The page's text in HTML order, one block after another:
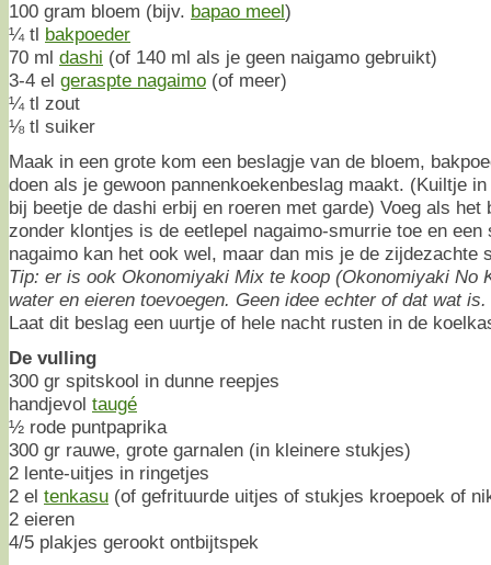
100 gram bloem (bijv. bapao meel)
¼ tl bakpoeder
70 ml dashi (of 140 ml als je geen naigamo gebruikt)
3-4 el geraspte nagaimo (of meer)
¼ tl zout
⅛ tl suiker
Maak in een grote kom een beslagje van de bloem,
doen als je gewoon pannenkoekenbeslag maakt. (Kuiltje
bij beetje de dashi erbij en roeren met garde) Voeg als het
zonder klontjes is de eetlepel nagaimo-smurrie toe en een
nagaimo kan het ook wel, maar dan mis je de zijdezachte
Tip: er is ook Okonomiyaki Mix te koop (Okonomiyaki No
water en eieren toevoegen. Geen idee echter of dat wat is.
Laat dit beslag een uurtje of hele nacht rusten in de
De vulling
300 gr spitskool in dunne reepjes
handjevol taugé
½ rode puntpaprika
300 gr rauwe, grote garnalen (in kleinere stukjes)
2 lente-uitjes in ringetjes
2 el tenkasu (of gefrituurde uitjes of stukjes kroepoek of
2 eieren
4/5 plakjes gerookt ontbijtspek